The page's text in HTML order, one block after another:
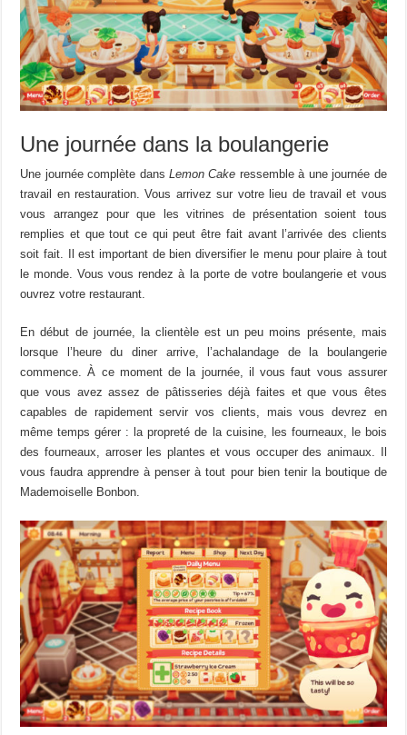
Une journée dans la boulangerie
Une journée complète dansLemon Cake ressemble à une journée de
travail en restauration. Vous arrivez sur votre lieu de travail et vous
vous arrangez pour que les vitrines de présentation soient tous
remplies et que tout ce qui peut être fait avant l’arrivée des clients
soit fait.
Il est important de bien diversifier le menu pour plaire à tout
le monde. Vous vous rendez à la porte de votre boulangerie et vous
ouvrez votre restaurant.
En début de journée, la clientèle est un peu moins présente, mais
lorsque l’heure du dinerarrive, l’achalandage de la boulangerie
commence. À ce moment de la journée, il vous faut vous assurer
que vous avez assez de pâtisseries déjà faites et que vous êtes
capables de rapidement servir vos clients, mais vous devrez en
même temps gérer : la propreté de la cuisine, les fourneaux, le bois
des fourneaux, arroser les plantes et vous occuper des animaux.
vous faudra apprendre à penser à tout pour bien tenir la boutique de
Mademoiselle Bonbon.